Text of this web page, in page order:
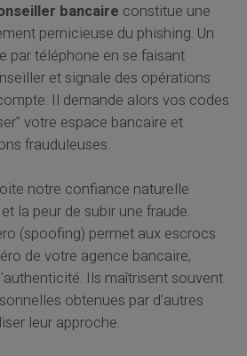
bancaire constitue une
pernicieuse du phishing. Un
par téléphone en se faisant
et signale des opérations
Il demande alors vos codes
votre espace bancaire et
frauduleuses.
notre confiance naturelle
la peur de subir une fraude.
(spoofing) permet aux escrocs
de votre agence bancaire,
Ils maîtrisent souvent
obtenues par d'autres
leur approche.